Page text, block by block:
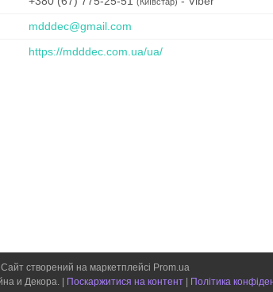
mdddec@gmail.com
https://mdddec.com.ua/ua/
Сайт створений на маркетплейсі Prom.ua
Поскаржитися на контент Політика